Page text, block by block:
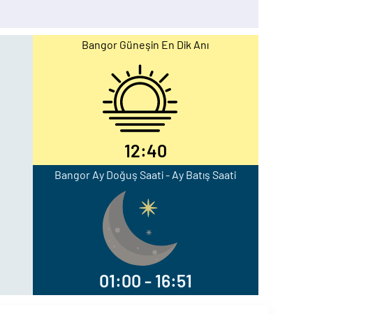
Bangor Güneşin En Dik Anı
12:40
Bangor Ay Doğuş Saati - Ay Batış Saati
01:00 - 16:51